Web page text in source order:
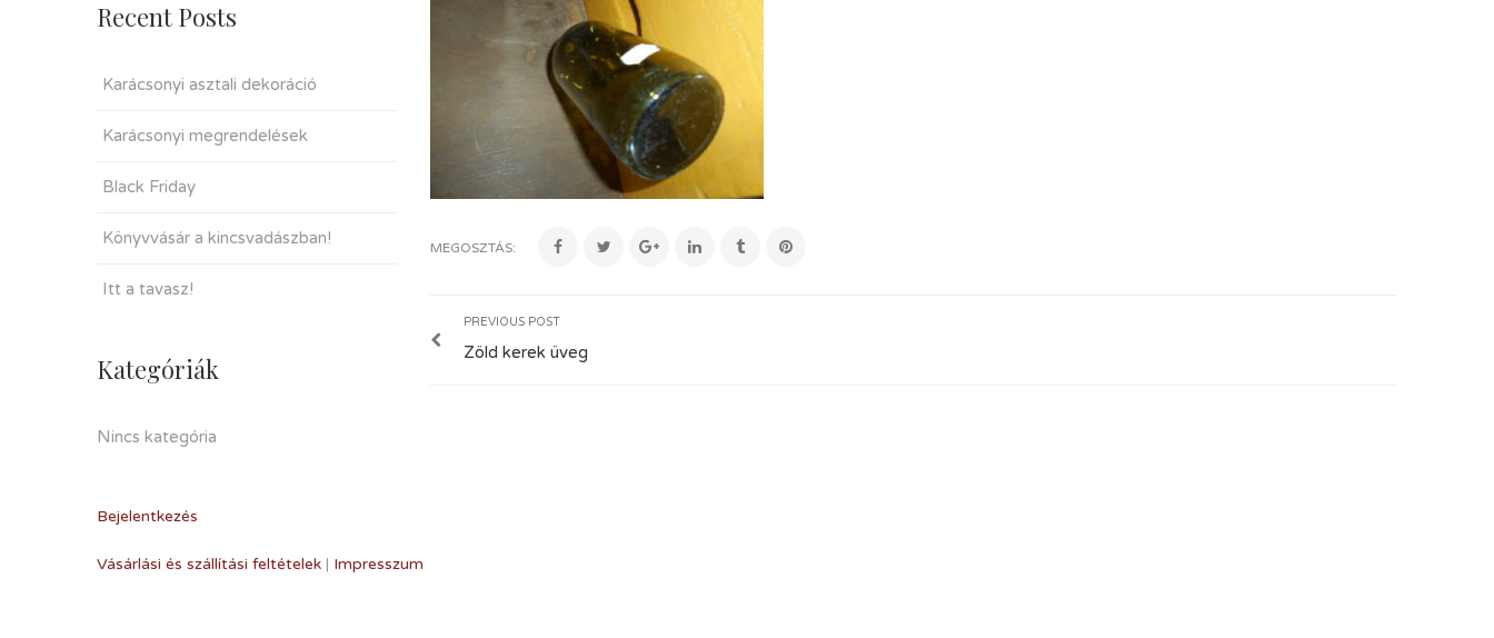
Recent Posts
Karácsonyi asztali dekoráció
Karácsonyi megrendelések
Black Friday
Könyvvásár a kincsvadászban!
Itt a tavasz!
Kategóriák
Nincs kategória
Bejelentkezés
MEGOSZTÁS:
PREVIOUS POST
Zöld kerek üveg
Vásárlási és szállítási feltételek | Impresszum